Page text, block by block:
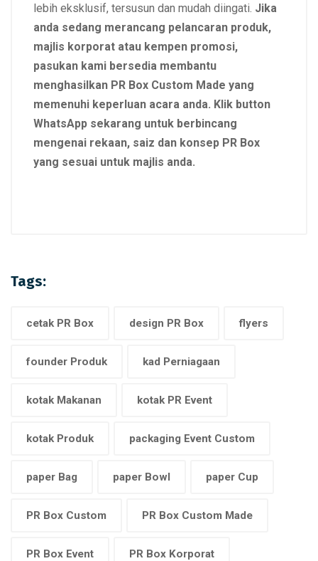
lebih eksklusif, tersusun dan mudah diingati. Jika
anda sedang merancang pelancaran produk,
majlis korporat atau kempen promosi,
pasukan kami bersedia membantu
menghasilkan PR Box Custom Made yang
memenuhi keperluan acara anda. Klik button
WhatsApp sekarang untuk berbincang
mengenai rekaan, saiz dan konsep PR Box
yang sesuai untuk majlis anda.
Tags:
cetak PR Box design PR Box flyers
founder Produk kad Perniagaan
kotak Makanan kotak PR Event
kotak Produk packaging Event Custom
paper Bag paper Bowl paper Cup
PR Box Custom PR Box Custom Made
PR Box Event PR Box Korporat